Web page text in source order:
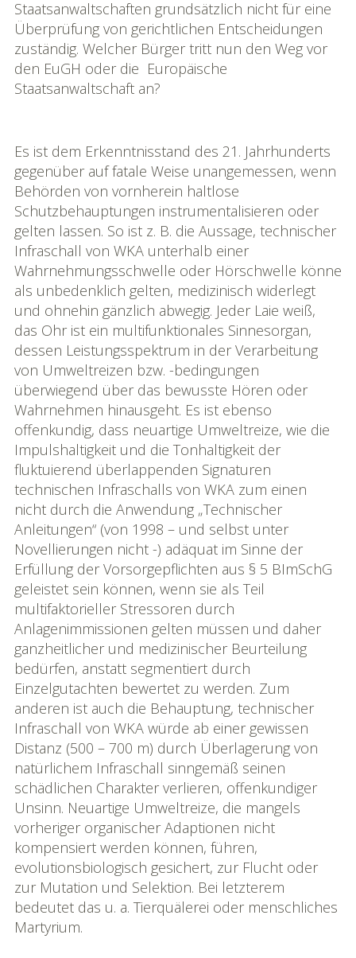
Staatsanwaltschaften grundsätzlich nicht für eine
Überprüfung von gerichtlichen Entscheidungen
zuständig. Welcher Bürger tritt nun den Weg vor
den EuGH oder die Europäische
Staatsanwaltschaft an?
Es ist dem Erkenntnisstand des 21. Jahrhunderts
gegenüber auf fatale Weise unangemessen, wenn
Behörden von vornherein haltlose
Schutzbehauptungen instrumentalisieren oder
gelten lassen. So ist z. B. die Aussage, technischer
Infraschall von WKA unterhalb einer
Wahrnehmungsschwelle oder Hörschwelle könne
als unbedenklich gelten, medizinisch widerlegt
und ohnehin gänzlich abwegig. Jeder Laie weiß,
das Ohr ist ein multifunktionales Sinnesorgan,
dessen Leistungsspektrum in der Verarbeitung
von Umweltreizen bzw. -bedingungen
überwiegend über das bewusste Hören oder
Wahrnehmen hinausgeht. Es ist ebenso
offenkundig, dass neuartige Umweltreize, wie die
Impulshaltigkeit und die Tonhaltigkeit der
fluktuierend überlappenden Signaturen
technischen Infraschalls von WKA zum einen
nicht durch die Anwendung „Technischer
Anleitungen“ (von 1998 – und selbst unter
Novellierungen nicht -) adäquat im Sinne der
Erfüllung der Vorsorgepflichten aus § 5 BImSchG
geleistet sein können, wenn sie als Teil
multifaktorieller Stressoren durch
Anlagenimmissionen gelten müssen und daher
ganzheitlicher und medizinischer Beurteilung
bedürfen, anstatt segmentiert durch
Einzelgutachten bewertet zu werden. Zum
anderen ist auch die Behauptung, technischer
Infraschall von WKA würde ab einer gewissen
Distanz (500 – 700 m) durch Überlagerung von
natürlichem Infraschall sinngemäß seinen
schädlichen Charakter verlieren, offenkundiger
Unsinn. Neuartige Umweltreize, die mangels
vorheriger organischer Adaptionen nicht
kompensiert werden können, führen,
evolutionsbiologisch gesichert, zur Flucht oder
zur Mutation und Selektion. Bei letzterem
bedeutet das u. a. Tierquälerei oder menschliches
Martyrium.